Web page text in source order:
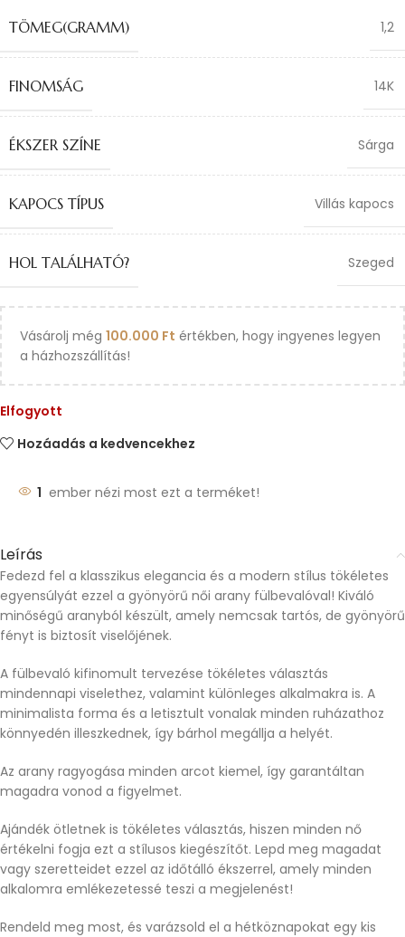
TÖMEG(GRAMM) 1,2
FINOMSÁG 14K
ÉKSZER SZÍNE Sárga
KAPOCS TÍPUS Villás kapocs
HOL TALÁLHATÓ? Szeged
Vásárolj még 100.000 Ft értékben, hogy ingyenes legyen
a házhozszállítás!
Elfogyott
Hozáadás a kedvencekhez
1 ember nézi most ezt a terméket!
Leírás
Fedezd fel a klasszikus elegancia és a modern stílus tökéletes
egyensúlyát ezzel a gyönyörű női arany fülbevalóval! Kiváló
minőségű aranyból készült, amely nemcsak tartós, de gyönyörű
fényt is biztosít viselőjének.
A fülbevaló kifinomult tervezése tökéletes választás
mindennapi viselethez, valamint különleges alkalmakra is. A
minimalista forma és a letisztult vonalak minden ruházathoz
könnyedén illeszkednek, így bárhol megállja a helyét.
Az arany ragyogása minden arcot kiemel, így garantáltan
magadra vonod a figyelmet.
Ajándék ötletnek is tökéletes választás, hiszen minden nő
értékelni fogja ezt a stílusos kiegészítőt. Lepd meg magadat
vagy szeretteidet ezzel az időtálló ékszerrel, amely minden
alkalomra emlékezetessé teszi a megjelenést!
Rendeld meg most, és varázsold el a hétköznapokat egy kis